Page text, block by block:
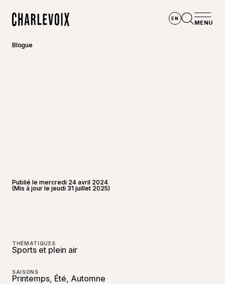
EN
MENU
Blogue
Publié le mercredi 24 avril 2024
(Mis à jour le jeudi 31 juillet 2025)
THÉMATIQUES
Sports et plein air
SAISONS
Printemps, Été, Automne